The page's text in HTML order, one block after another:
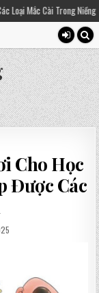
Răng – Platinum Dental
Cho Học
Được Các